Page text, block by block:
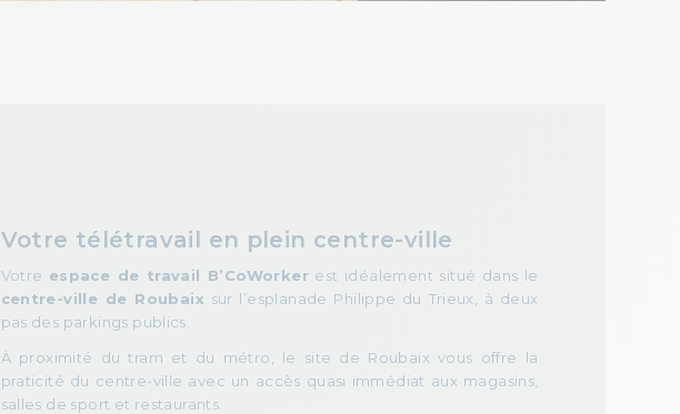
Votre télétravail en plein centre-ville
Votre espace de travail B’CoWorkerest idéalement situé dans le
centre-ville de Roubaix sur l’esplanade Philippe du Trieux, à deux
pas des parkings publics.
À proximité du tram et du métro, le site de Roubaix vous offre la
praticité du centre-ville avec un accès quasi immédiat aux magasins,
salles de sport et restaurants.